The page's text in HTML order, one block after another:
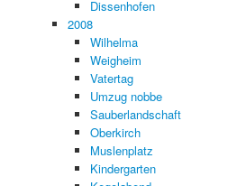
Dissenhofen
2008
Wilhelma
Weigheim
Vatertag
Umzug nobbe
Sauberlandschaft
Oberkirch
Muslenplatz
Kindergarten